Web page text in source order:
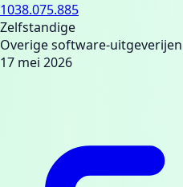
1038.075.885
Zelfstandige
Overige software-uitgeverijen
17 mei 2026